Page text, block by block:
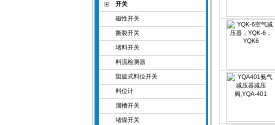
开关
磁性开关
撕裂开关
堵料开关
料流检测器
阻旋式料位开关
料位计
溜槽开关
堵煤开关